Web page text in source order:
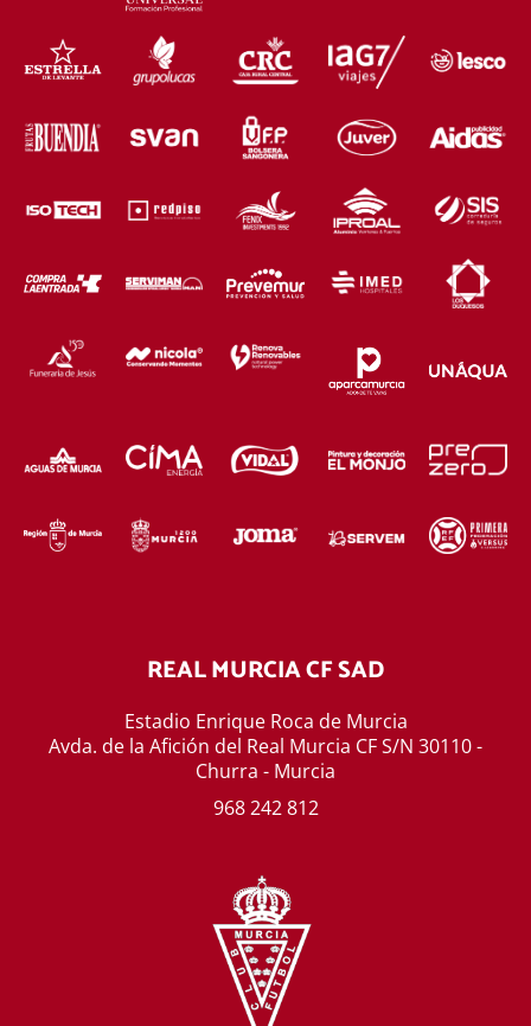
REAL MURCIA CF SAD
Estadio Enrique Roca de Murcia
Avda. de la Afición del Real Murcia CF S/N 30110 -
Churra - Murcia
968 242 812